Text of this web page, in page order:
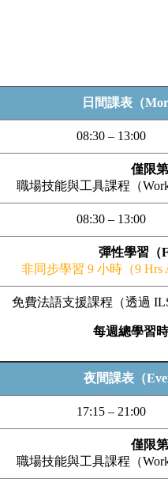
日間課表（
08:30 – 13:00
僅限
職場技能與工具課程（
08:30 – 13:00
彈性學習（
非同步學習 9 小時（9 Hrs
免費法語支援課程（透過
每週總學習
夜間課表（
17:15 – 21:00
僅限
職場技能與工具課程（